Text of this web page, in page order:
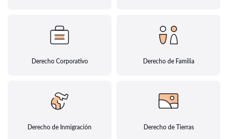
Derecho Corporativo Derecho de Familia
Derecho de Inmigración Derecho de Tierras